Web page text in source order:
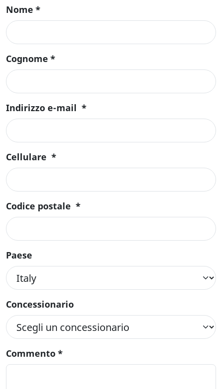
Nome *
Cognome *
Indirizzo e-mail *
Cellulare *
Codice postale *
Paese
Concessionario
Commento *